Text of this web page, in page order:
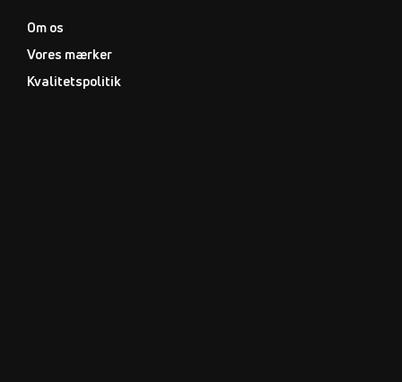
Om os
Vores mærker
Kvalitetspolitik